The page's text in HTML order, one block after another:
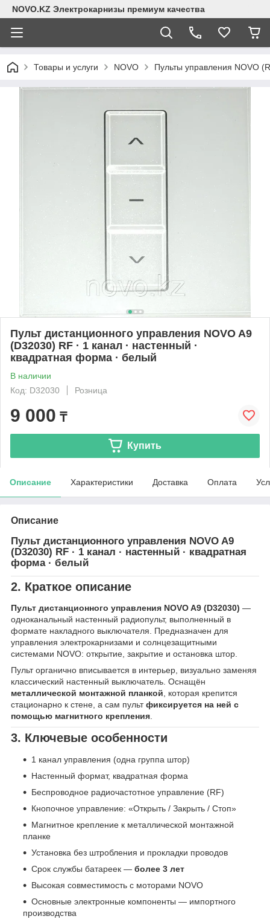
NOVO.KZ Электрокарнизы премиум качества
Товары и услуги NOVO Пульты управления NOVO
Пульт дистанционного управления NOVO A9
(D32030) RF · 1 канал · настенный ·
квадратная форма · белый
В наличии
Код: D32030
Розница
9 000 ₸
Купить
Описание Характеристики Доставка Оплата
Описание
Пульт дистанционного управления NOVO A9
(D32030) RF · 1 канал · настенный · квадратная
форма · белый
2. Краткое описание
Пульт дистанционного управления NOVO A9 (D32030) —
одноканальный настенный радиопульт, выполненный в
формате накладного выключателя. Предназначен для
управления электрокарнизами и солнцезащитными
системами NOVO: открытие, закрытие и остановка штор.
Пульт органично вписывается в интерьер, визуально заменяя
классический настенный выключатель. Оснащён
металлической монтажной планкой, которая крепится
стационарно к стене, а сам пультфиксируется на ней с
помощью магнитного крепления.
3. Ключевые особенности
1 канал управления (одна группа штор)
Настенный формат, квадратная форма
Беспроводное радиочастотное управление (RF)
Кнопочное управление: «Открыть / Закрыть / Стоп»
Магнитное крепление к металлической монтажной
планке
Установка без штробления и прокладки проводов
Срок службы батареек — более 3 лет
Высокая совместимость с моторами NOVO
Основные электронные компоненты — импортного
производства